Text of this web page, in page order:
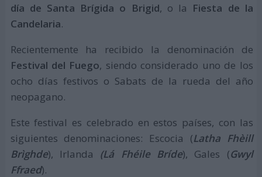
día de Santa Brígida o Brigid, o la Fiesta de la
Candelaria.
Recientemente ha recibido la denominación de
Festival del Fuego, siendo considerado uno de los
ocho días festivos o Sabats de la rueda del año
neopagano.
Este festival es celebrado en estos países, con las
siguientes denominaciones: Escocia (Latha Fhèill
Brìghde), Irlanda (Lá Fhéile Bríde), Gales (Gwyl
Ffraed).